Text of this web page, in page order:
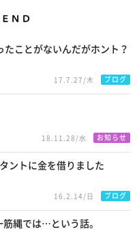
ことがないんだがホント？
17.7.27/木 ブログ
18.11.28/水 お知らせ
ントに金を借りました
16.2.14/日 ブログ
縄では…という話。